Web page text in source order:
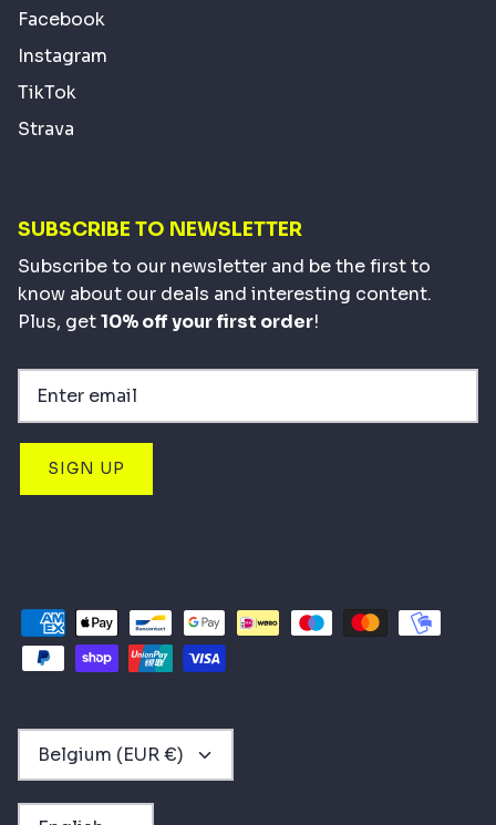
Facebook
Instagram
TikTok
Strava
SUBSCRIBE TO NEWSLETTER
Subscribe to our newsletter and be the first to
know about our deals and interesting content.
Plus, get10% off your first order!
SIGN UP
CURRENCY
Belgium (EUR €)
LANGUAGE